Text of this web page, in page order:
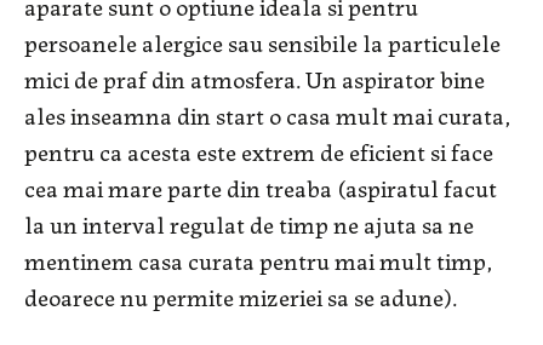
persoanele alergice sau sensibile la particulele
mici de praf din atmosfera. Un aspirator bine
ales inseamna din start o casa mult mai curata,
pentru ca acesta este extrem de eficient si face
cea mai mare parte din treaba (aspiratul facut
la un interval regulat de timp ne ajuta sa ne
mentinem casa curata pentru mai mult timp,
deoarece nu permite mizeriei sa se adune).